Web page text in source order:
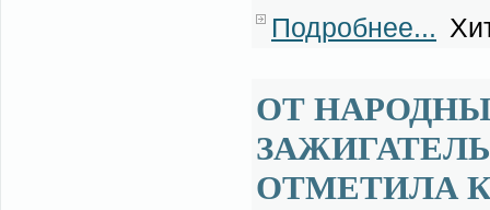
Подробнее...
ОТ
ОТМЕТИЛА